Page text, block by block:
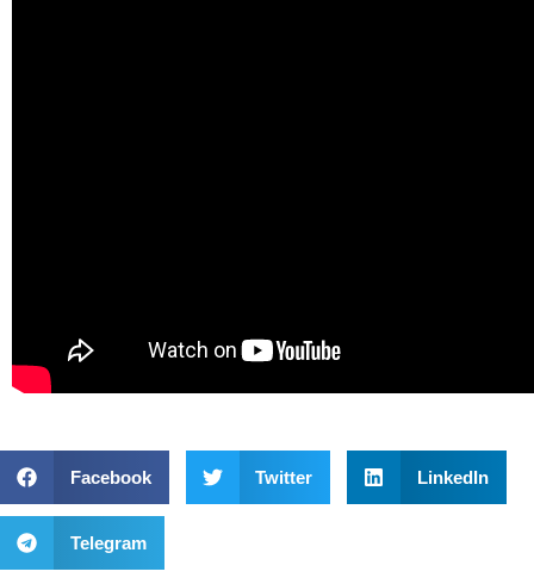
Facebook Twitter LinkedIn
Telegram